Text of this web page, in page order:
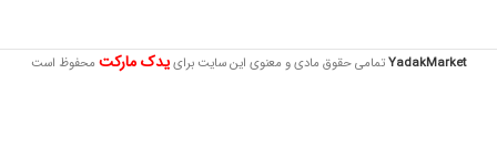
YadakMarketتمامی حقوق مادی و معنوی این سایت براییدک مارکت محفوظ است